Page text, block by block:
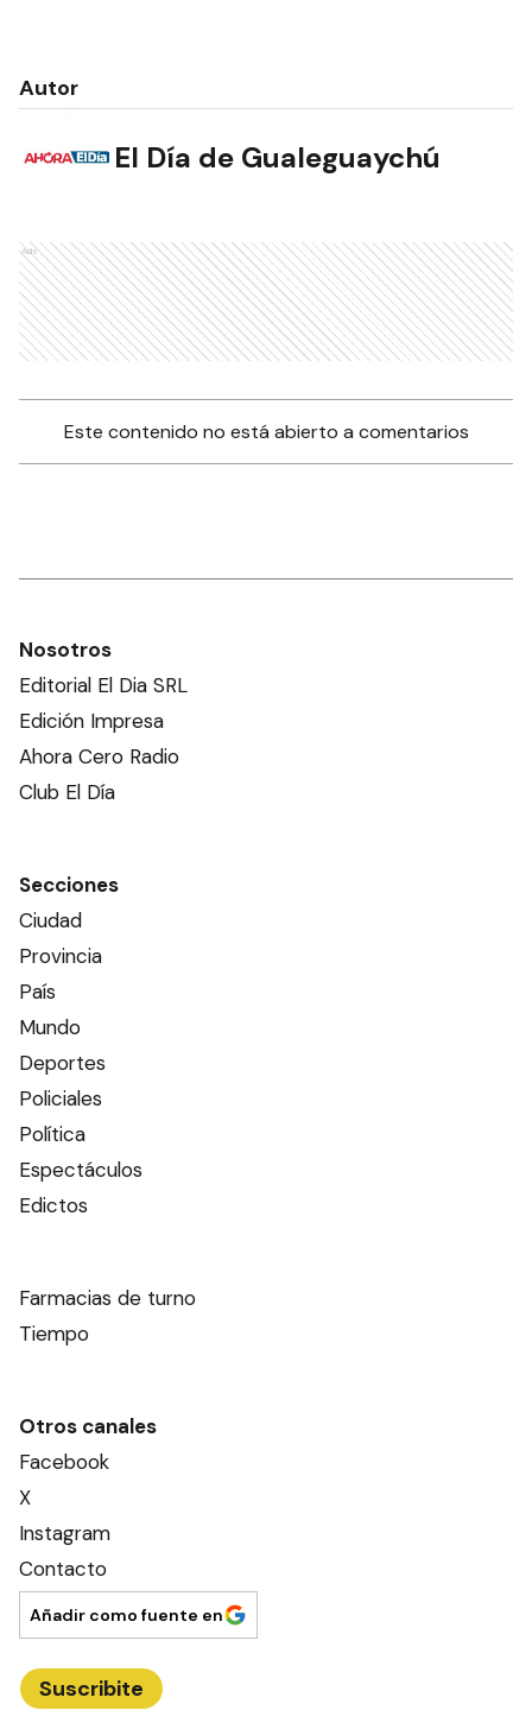
Autor
El Día de Gualeguaychú
Ads
Este contenido no está abierto a comentarios
Nosotros
Editorial El Dia SRL
Edición Impresa
Ahora Cero Radio
Club El Día
Secciones
Ciudad
Provincia
País
Mundo
Deportes
Policiales
Política
Espectáculos
Edictos
Farmacias de turno
Tiempo
Otros canales
Facebook
X
Instagram
Contacto
Añadir como fuente en
Suscribite